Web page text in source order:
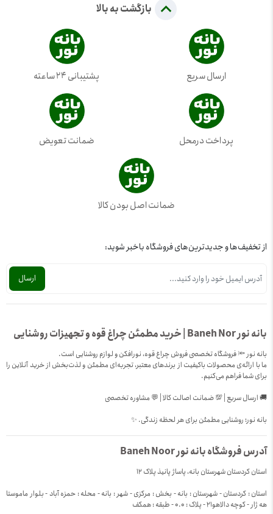
بازگشت به بالا
ارسال سریع پشتیبانی 24 ساعته
پرداخت درمحل ضمانت تعویض
ضمانت اصل بودن کالا
از تخفیف‌ها و جدیدترین‌های فروشگاه باخبر شوید:
بانه نور Baneh Nor | خرید مطمئن چراغ قوه و تجهیزات روشنایی
بانه نور 🔦 فروشگاه تخصصی فروش چراغ قوه، نورافکن و لوازم روشنایی است.
ما با ارائه‌ی محصولات باکیفیت از برندهای معتبر، تجربه‌ای مطمئن و لذت‌بخش از خرید آنلاین را
برای شما فراهم می‌کنیم.
🚚 ارسال سریع | 💯 ضمانت اصالت کالا | 💬 مشاوره تخصصی
بانه نور؛ روشنایی مطمئن برای هر لحظه زندگی. ✨
آدرس فروشگاه بانه نور Baneh Noor
استان کردستان شهرستان بانه، پاساژ پانیذ پلاک 12
استان : کردستان - شهرستان : بانه - بخش : مرکزی - شهر : بانه - محله : حمزه آباد - بلوار ماموستا
هه ژار - کوچه دالاهو21 - پلاک : 0.0 - طبقه : همکف